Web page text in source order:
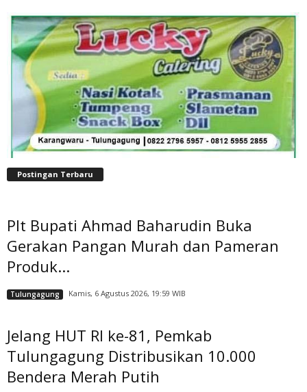
Postingan Terbaru
Plt Bupati Ahmad Baharudin Buka
Gerakan Pangan Murah dan Pameran
Produk...
Tulungagung Kamis, 6 Agustus 2026, 19:59 WIB
Jelang HUT RI ke-81, Pemkab
Tulungagung Distribusikan 10.000
Bendera Merah Putih